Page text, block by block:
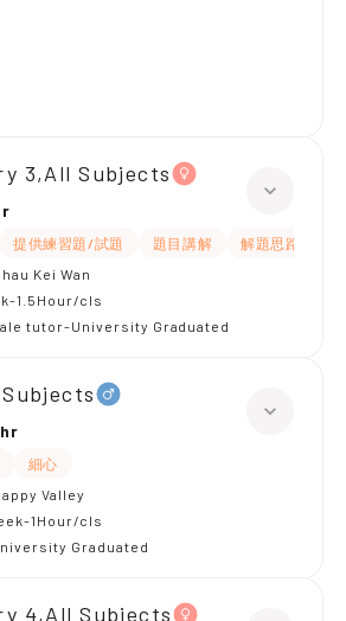
3,All Subjects
提供練習題/試題 題目講解
解題思路
Kei Wan
1.5Hour/cls
tutor-University Graduated
hr
細心
Valley
1Hour/cls
Graduated
4,All Subjects